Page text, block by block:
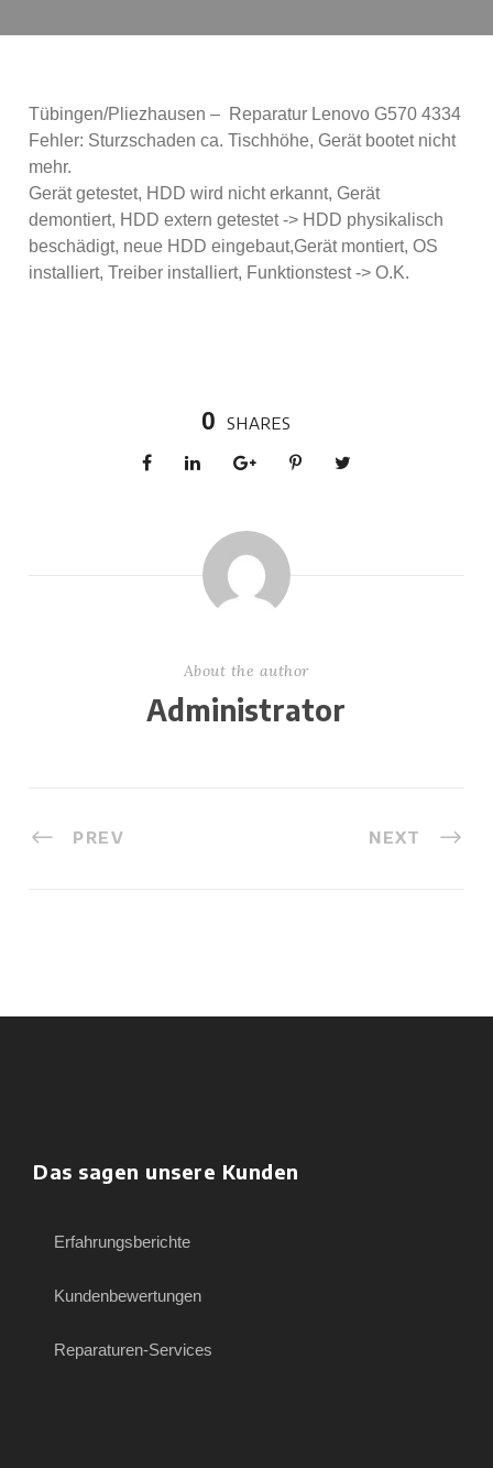
Tübingen/Pliezhausen – Reparatur Lenovo G570 4334
Fehler: Sturzschaden ca. Tischhöhe, Gerät bootet nicht
mehr.
Gerät getestet, HDD wird nicht erkannt, Gerät
demontiert, HDD extern getestet -> HDD physikalisch
beschädigt, neue HDD eingebaut,Gerät montiert, OS
installiert, Treiber installiert, Funktionstest -> O.K.
0 SHARES
About the author
Administrator
PREV NEXT
Das sagen unsere Kunden
Erfahrungsberichte
Kundenbewertungen
Reparaturen-Services